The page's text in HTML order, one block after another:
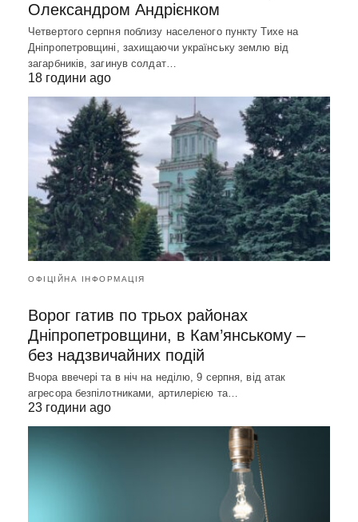
Олександром Андрієнком
Четвертого серпня поблизу населеного пункту Тихе на
Дніпропетровщині, захищаючи українську землю від
загарбників, загинув солдат…
18 години ago
ОФІЦІЙНА ІНФОРМАЦІЯ
Ворог гатив по трьох районах
Дніпропетровщини, в Кам’янському –
без надзвичайних подій
Вчора ввечері та в ніч на неділю, 9 серпня, від атак
агресора безпілотниками, артилерією та…
23 години ago